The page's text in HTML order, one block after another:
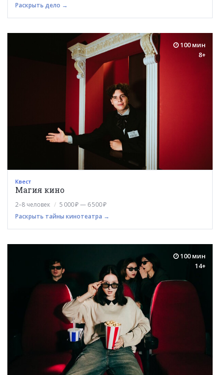
Раскрыть дело →
100 мин
8+
Квест
Магия кино
2–8 человек
5 000 ₽ — 6 500 ₽
Раскрыть тайны кинотеатра →
100 мин
14+